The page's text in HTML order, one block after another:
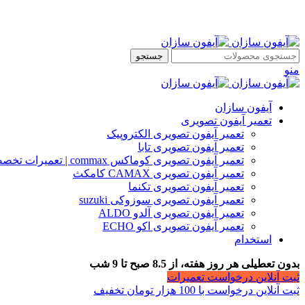
جستجو
منو
آیفون سازان
تعمیر آیفون تصویری
تعمیر آیفون تصویری الکتروپیک
تعمیر آیفون تصویری تابا
تعمیر آیفون تصویری کوماکس commax | تعمیرات تخصصی آیفون
تعمیر آیفون تصویری CAMAX کامکث
تعمیر آیفون تصویری تکنما
تعمیر آیفون تصویری سوزوکی suzuki
تعمیر آیفون تصویری آلدو ALDO
تعمیر آیفون تصویری اکو ECHO
استخدام
بدون تعطیلی هر روز هفته، از 8.5 صبح تا 9 شب
ثبت آنلاین درخواست تعمیرات
ثبت آنلاین درخواست با 100 هزار تومان تخفیف